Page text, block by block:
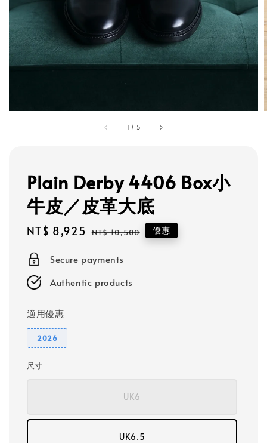
1 / 5
Plain Derby 4406 Box小
牛皮／皮革大底
Sale
NT$ 8,925 Regular
NT$ 10,500 優惠
Secure payments
Authentic products
適用優惠
2026
尺寸
UK6
UK6.5